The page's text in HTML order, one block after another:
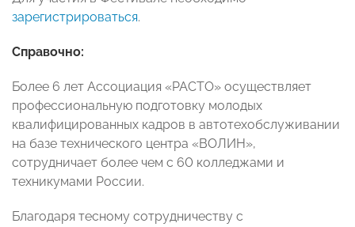
зарегистрироваться.
Справочно:
Более 6 лет Ассоциация «РАСТО» осуществляет
профессиональную подготовку молодых
квалифицированных кадров в автотехобслуживании
на базе технического центра «ВОЛИН»,
сотрудничает более чем с 60 колледжами и
техникумами России.
Благодаря тесному сотрудничеству с